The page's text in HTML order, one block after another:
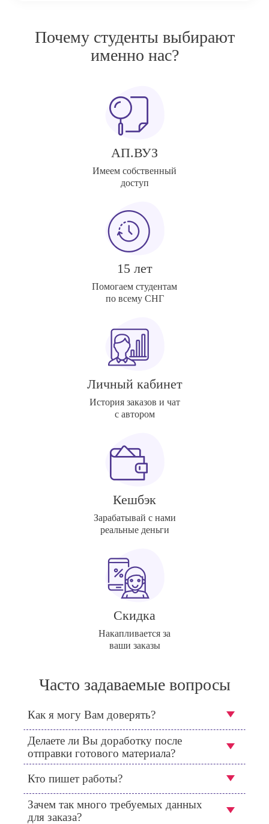
Почему студенты выбирают
именно нас?
АП.ВУЗ
Имеем собственный
доступ
15 лет
Помогаем студентам
по всему СНГ
Личный кабинет
История заказов и чат
с автором
Кешбэк
Зарабатывай с нами
реальные деньги
Скидка
Накапливается за
ваши заказы
Часто задаваемые вопросы
Как я могу Вам доверять?
Делаете ли Вы доработку после
отправки готового материала?
Кто пишет работы?
Зачем так много требуемых данных
для заказа?